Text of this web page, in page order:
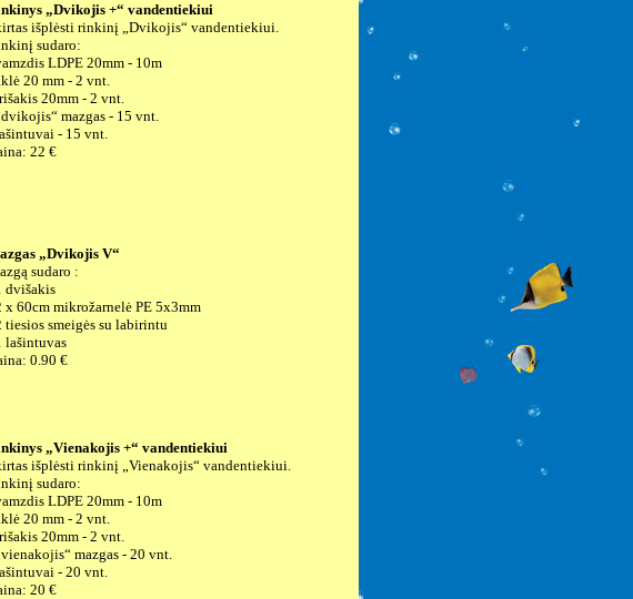
„Dvikojis +“ vandentiekiui
išplėsti rinkinį „Dvikojis“ vandentiekiui.
sudaro:
LDPE 20mm - 10m
20 mm - 2 vnt.
20mm - 2 vnt.
mazgas - 15 vnt.
- 15 vnt.
22 €
„Dvikojis V“
sudaro :
dvišakis
x 60cm mikrožarnelė PE 5x3mm
tiesios smeigės su labirintu
lašintuvas
0.90 €
„Vienakojis +“ vandentiekiui
išplėsti rinkinį „Vienakojis“ vandentiekiui.
sudaro:
LDPE 20mm - 10m
20 mm - 2 vnt.
20mm - 2 vnt.
mazgas - 20 vnt.
- 20 vnt.
20 €